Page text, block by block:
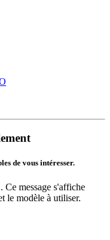
de vous intéresser.
Ce message s'affiche
le modèle à utiliser.